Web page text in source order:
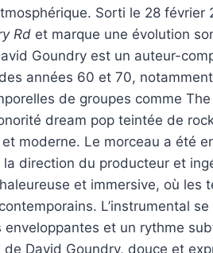
Sorti le 28 février
Rd et marque une évolution
Goundry est un auteur-
années 60 et 70,
de groupes comme
dream pop teintée de
moderne. Le morceau a été
direction du producteur et
et immersive, où les
L’instrumental
et un rythme
David Goundry, douce et